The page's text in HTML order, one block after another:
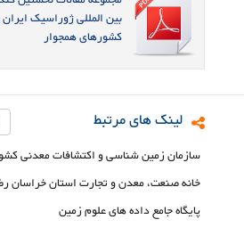
بین المللی ژوراسیک
کشورهای همجوار
لینک های مرتبط
سازمان زمین شناسی و اکتشافات معدنی
خانه صنعت، معدن و تجارت استان خراسان
پایگاه جامع داده های علوم زمین